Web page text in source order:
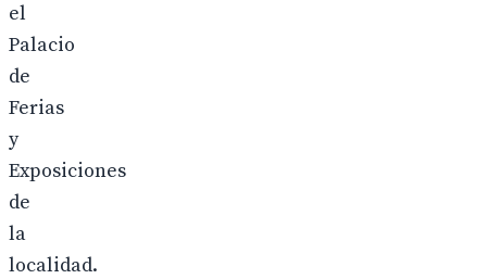
el
Palacio
de
Ferias
y
Exposiciones
de
la
localidad.